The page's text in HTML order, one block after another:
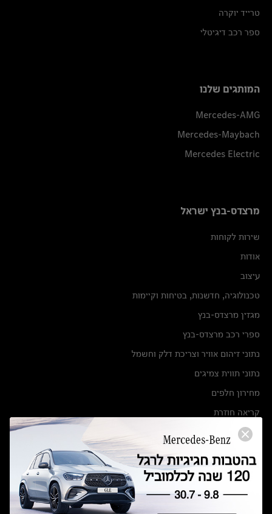
טרייד יוקרה
ספר רכב דיגיטלי
המותגים שלנו
Mercedes-AMG
Mercedes-Maybach
Mercedes Electric
מרצדס-בנץ ישראל
שירות לקוחות
אודות
עיצוב
טכנולוגיה, חדשנות, בטיחות וקיימות
מגזין מרצדס-בנץ
ספרי רכב מרצדס-בנץ
נתוני זיהום אוויר וצריכת דלק וחשמל
נתוני תווית צמיגים
מחירון חלפים
קריאה חוזרת
הודעה על הטבות לרכבי מרצדס בהסדר פשרה בתצ 56447-02-19
תקנון ימי מכירות 120 לכלמוביל